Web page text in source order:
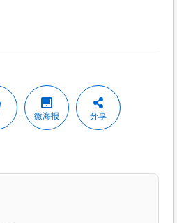
微海报 分享